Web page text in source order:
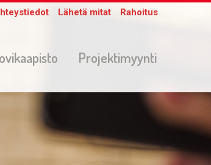
Lähetä mitat Rahoitus
Projektimyynti